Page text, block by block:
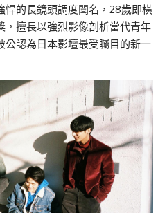
悍的長鏡頭調度聞名，28歲即橫
，擅長以強烈影像剖析當代青年
公認為日本影壇最受矚目的新一